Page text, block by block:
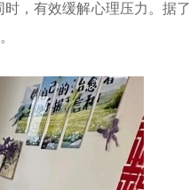
，有效缓解心理压力。据